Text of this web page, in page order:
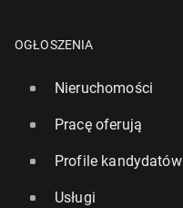
OGŁOSZENIA
Nieruchomości
Pracę oferują
Profile kandydatów
Usługi